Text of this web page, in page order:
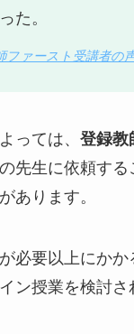
た。
ファースト受講者の
っては、 登録教
先生に依頼する
あります。
必要以上にかか
ン授業を検討